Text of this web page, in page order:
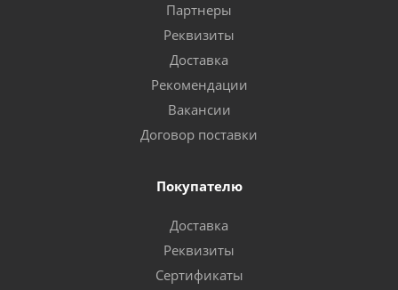
Партнеры
Реквизиты
Доставка
Рекомендации
Вакансии
Договор поставки
Покупателю
Доставка
Реквизиты
Сертификаты